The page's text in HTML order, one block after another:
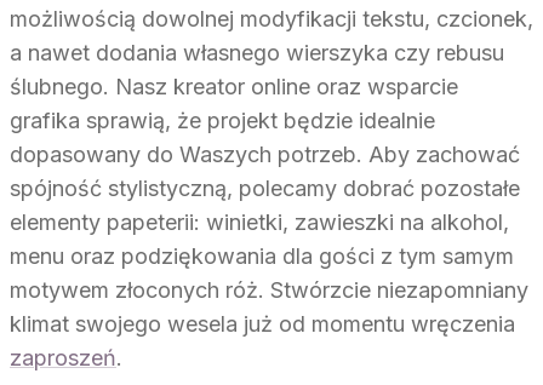
możliwością dowolnej modyfikacji tekstu, czcionek,
a nawet dodania własnego wierszyka czy rebusu
ślubnego. Nasz kreator online oraz wsparcie
grafika sprawią, że projekt będzie idealnie
dopasowany do Waszych potrzeb. Aby zachować
spójność stylistyczną, polecamy dobrać pozostałe
elementy papeterii: winietki, zawieszki na alkohol,
menu oraz podziękowania dla gości z tym samym
motywem złoconych róż. Stwórzcie niezapomniany
klimat swojego wesela już od momentu wręczenia
zaproszeń.